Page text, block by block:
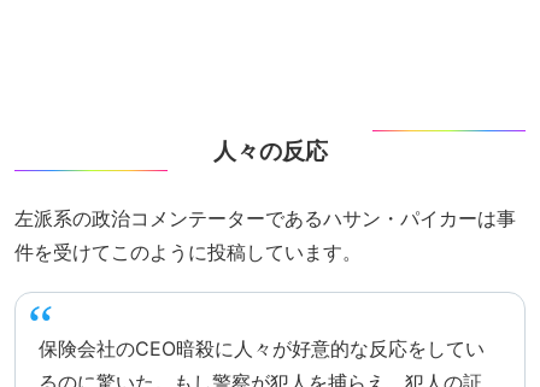
人々の反応
左派系の政治コメンテーターであるハサン・パイカーは事
件を受けてこのように投稿しています。
保険会社のCEO暗殺に人々が好意的な反応をしてい
るのに驚いた。もし警察が犯人を捕らえ、犯人の証